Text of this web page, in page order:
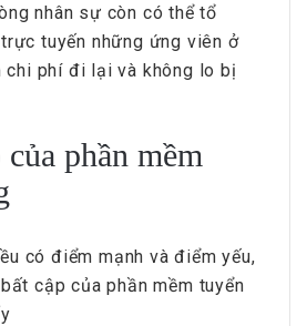
nhân sự còn có thể tổ
tuyến những ứng viên ở
chi phí đi lại và không lo bị
phần mềm
có điểm mạnh và điểm yếu,
cập của phần mềm tuyển